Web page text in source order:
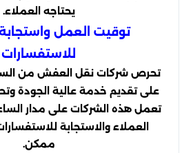
يحتاجه العملاء.
توقيت العمل
للاستفسارات
تحرص شركات نقل العفش من
على تقديم خدمة عالية الجودة
تعمل هذه الشركات على مدار
العملاء والاستجابة
ممكن.